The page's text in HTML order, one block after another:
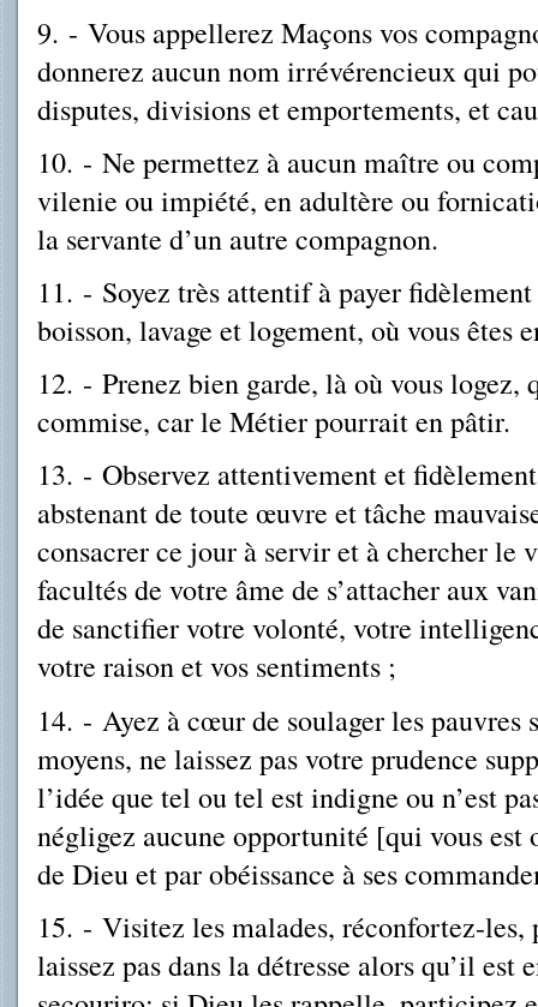
9. - Vous appellerez Maçons vos
donnerez aucun nom irrévérencieux qui
disputes, divisions et emportements, et
10. - Ne permettez à aucun maître ou
vilenie ou impiété, en adultère ou
la servante d’un autre compagnon.
11. - Soyez très attentif à payer
boisson, lavage et logement, où vous êtes
12. - Prenez bien garde, là où vous logez,
commise, car le Métier pourrait en pâtir.
13. - Observez attentivement et
abstenant de toute œuvre et tâche
consacrer ce jour à servir et à chercher le
facultés de votre âme de s’attacher aux
de sanctifier votre volonté, votre
votre raison et vos sentiments ;
14. - Ayez à cœur de soulager les pauvres
moyens, ne laissez pas votre prudence
l’idée que tel ou tel est indigne ou n’est
négligez aucune opportunité [qui vous est
de Dieu et par obéissance à ses
15. - Visitez les malades, réconfortez-les,
laissez pas dans la détresse alors qu’il est